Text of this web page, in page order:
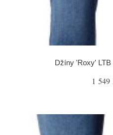
Džíny 'Roxy'
1